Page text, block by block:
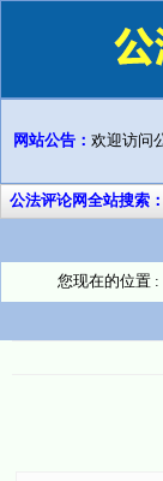
网站公告： 欢迎访问
公法评论网全站搜索：
您现在的位置 :